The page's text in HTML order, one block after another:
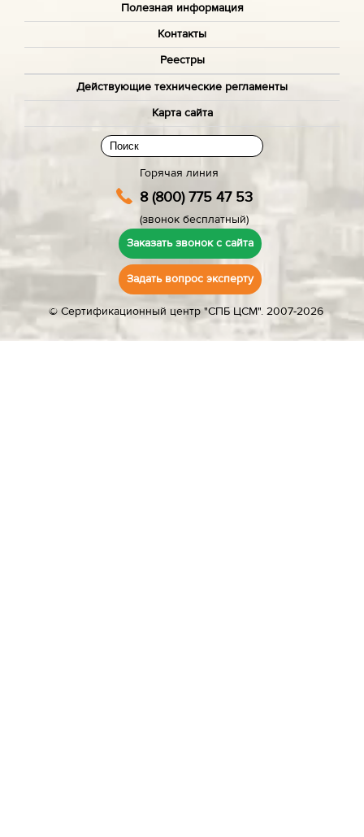
Полезная информация
Контакты
Реестры
Действующие технические регламенты
Карта сайта
Горячая линия
8 (800) 775 47 53
(звонок бесплатный)
Заказать звонок с сайта
Задать вопрос эксперту
© Сертификационный центр "СПБ ЦСМ". 2007-2026